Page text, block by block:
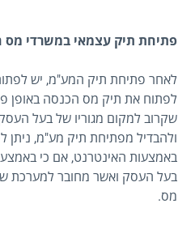
פתיחת תיק עצמאי במשרדי מס
לאחר פתיחת תיק המע"מ, יש
לפתוח את תיק מס הכנסה באופן
שקרוב למקום מגוריו של בעל
ולהבדיל מפתיחת תיק מע"מ,
באמצעות האינטרנט, אם כי
בעל העסק ואשר מחובר למערכת
מס.